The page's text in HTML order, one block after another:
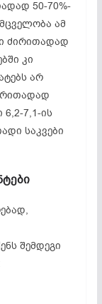
50-70%-
ამ
ძირითადად
კი
არ
7,1-ის
საკვები
შემდეგი